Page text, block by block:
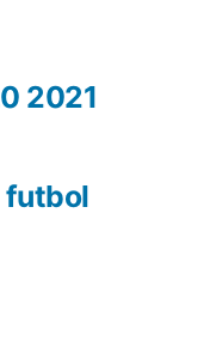
futbol
2021